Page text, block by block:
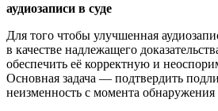
аудиозаписи в суде
Для того чтобы улучшенная
в качестве надлежащего
обеспечить её корректную и
Основная задача — подтвердить
неизменность с момента